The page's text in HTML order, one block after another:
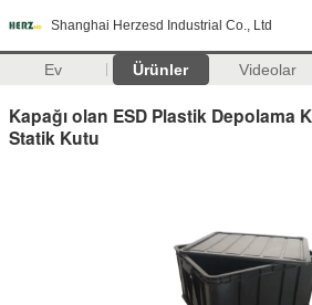
Shanghai Herzesd Industrial Co., Ltd
Ev Ürünler Videolar
Kapağı olan ESD Plastik Depolama
Statik Kutu